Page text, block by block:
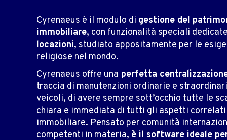
Cyrenaeus è il modulo di gestione del
immobiliare, con funzionalità speciali
locazioni, studiato appositamente per le
religiose nel mondo.
Cyrenaeus offre una perfetta
traccia di manutenzioni ordinarie e
veicoli, di avere sempre sott’occhio tutte le
chiara e immediata di tutti gli aspetti
immobiliare. Pensato per comunità
competenti in materia, è il software ideale